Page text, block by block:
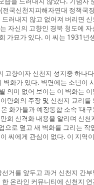
국신천지피해자연대 정책국
러내지 않고 없어져 버리면
자신의 고향인 경북 청도에
가묘가 있다. 이 씨는 1931년
향이자 신천지 성지중 하나
화가 있다. 벽면에는 소년이
의미 없어 보이는 이 벽화는
만희의 주장 및 신천지 교리
화가들과 예장통합 소속 ‘대
희 신격화 내용을 알리며 신
로 덮고 새 벽화를 그리는
씨에게 관심이 없다. 이 지역
거를 앞두고 과거 신천지 간
온라인 커뮤니티에 신천지